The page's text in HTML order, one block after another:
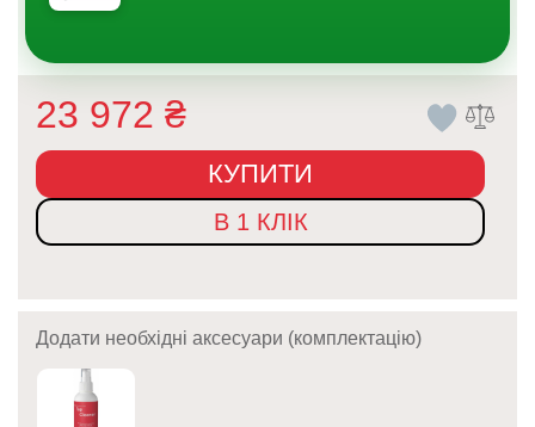
23 972 ₴
КУПИТИ
В 1 КЛІК
Додати необхідні аксесуари (комплектацію)